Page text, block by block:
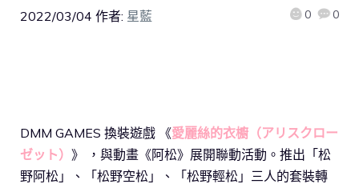
2022/03/04 作者: 星藍 0 0
DMM GAMES 換裝遊戲 《愛麗絲的衣櫥（アリスクロー
ゼット） 》 ，與動畫《阿松》展開聯動活動。推出「松
野阿松」、「松野空松」、「松野輕松」三人的套裝轉